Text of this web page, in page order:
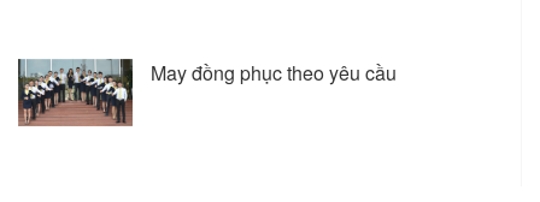
May đồng phục theo yêu cầu